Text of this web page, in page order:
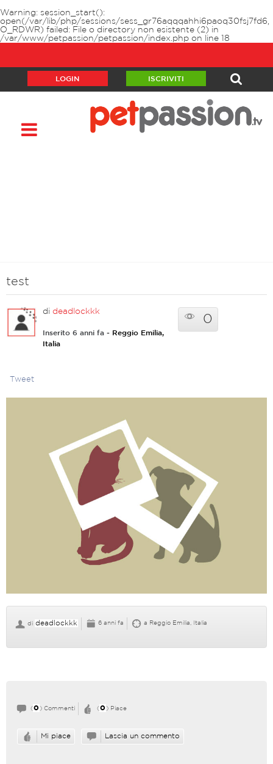
Warning: session_start():
open(/var/lib/php/sessions/sess_gr76aqqqahhi6paoq30fsj7fd6,
O_RDWR) failed: File o directory non esistente (2) in
/var/www/petpassion/petpassion/index.php on line 18
LOGIN ISCRIVITI
test
di deadlockkk
Inserito 6 anni fa - Reggio Emilia,
Italia
0
Tweet
di deadlockkk 6 anni fa a Reggio Emilia, Italia
( 0 ) Commenti ( 0 ) Piace
Mi piace Lascia un commento